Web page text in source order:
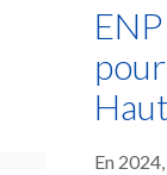
En